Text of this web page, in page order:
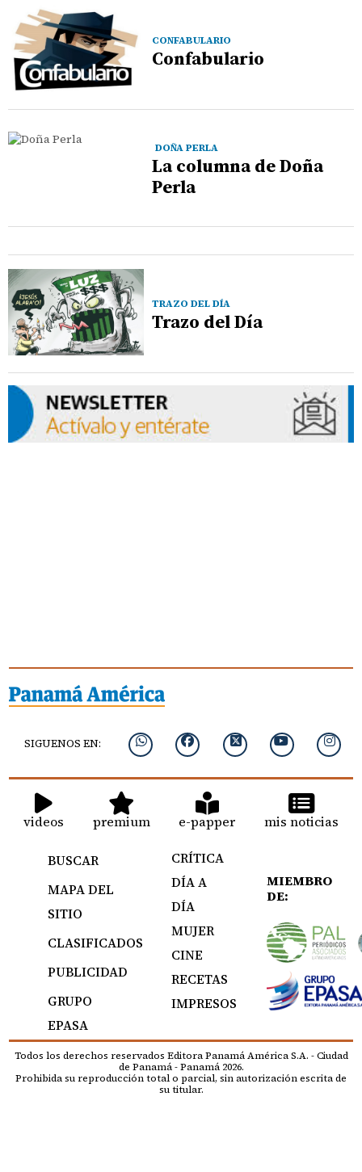
CONFABULARIO
Confabulario
DOÑA PERLA
La columna de Doña
Perla
TRAZO DEL DÍA
Trazo del Día
SIGUENOS EN:
videos premium e-papper mis noticias
BUSCAR
MAPA DEL
SITIO
CLASIFICADOS
PUBLICIDAD
GRUPO
EPASA
CRÍTICA
DÍA A
DÍA
MUJER
CINE
RECETAS
IMPRESOS
MIEMBRO
DE:
Todos los derechos reservados Editora Panamá América S.A. - Ciudad
de Panamá - Panamá 2026.
Prohibida su reproducción total o parcial, sin autorización escrita de
su titular.